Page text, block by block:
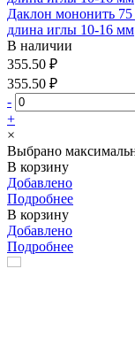
Даклон мононить
длина иглы 10-16 мм
В наличии
355.50 ₽
355.50 ₽
-
+
×
Выбрано
В корзину
Добавлено
Подробнее
В корзину
Добавлено
Подробнее